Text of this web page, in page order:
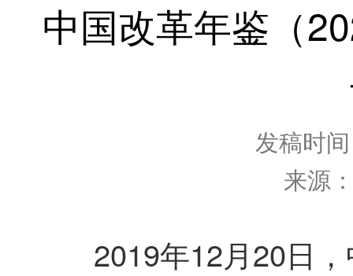
中国改革年鉴（
发稿时
来源
2019年12月20日，